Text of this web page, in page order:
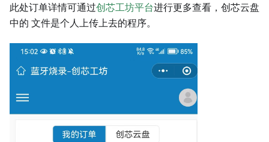
此处订单详情可通过创芯工坊平台进行更多查看，创芯云盘
中的 文件是个人上传上去的程序。